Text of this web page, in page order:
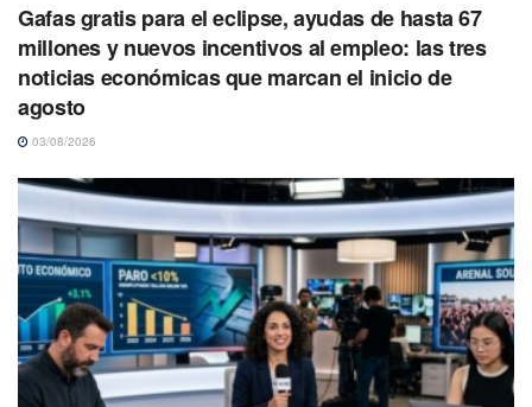
Gafas gratis para el eclipse, ayudas de hasta 67
millones y nuevos incentivos al empleo: las tres
noticias económicas que marcan el inicio de
agosto
03/08/2026